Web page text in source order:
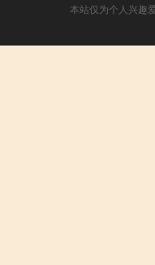
本站仅为个人兴趣